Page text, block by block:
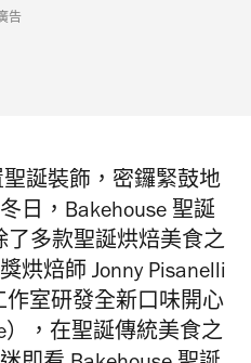
告
誕裝飾，密鑼緊鼓地
日，Bakehouse 聖誕
多款聖誕烘焙美食之
烘焙師 Jonny Pisanelli
作室研發全新口味開心
），在聖誕傳統美食之